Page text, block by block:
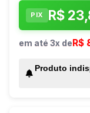
PIX R$
em até 3x de R$
Produto